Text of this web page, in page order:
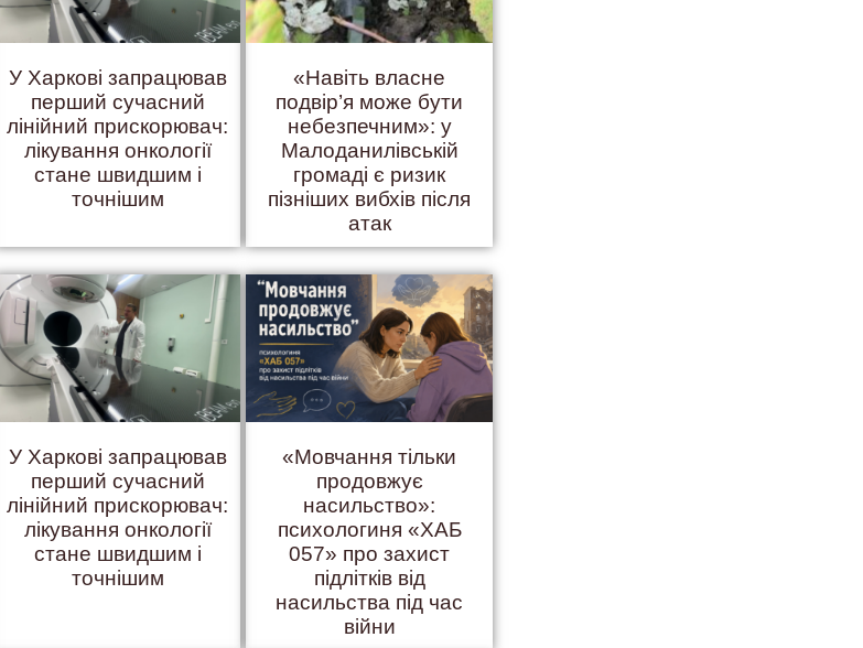
У Харкові запрацював
перший сучасний
лінійний прискорювач:
лікування онкології
стане швидшим і
точнішим
«Навіть власне
подвір’я може бути
небезпечним»: у
Малоданилівській
громаді є ризик
пізніших вибхів після
атак
У Харкові запрацював
перший сучасний
лінійний прискорювач:
лікування онкології
стане швидшим і
точнішим
«Мовчання тільки
продовжує
насильство»:
психологиня «ХАБ
057» про захист
підлітків від
насильства під час
війни